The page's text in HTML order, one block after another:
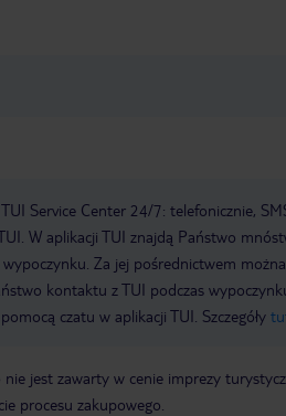
Service Center 24/7: telefonicznie,
W aplikacji TUI znajdą Państwo
Za jej pośrednictwem
kontaktu z TUI podczas
czatu w aplikacji TUI. Szczegóły
jest zawarty w cenie imprezy
procesu zakupowego.